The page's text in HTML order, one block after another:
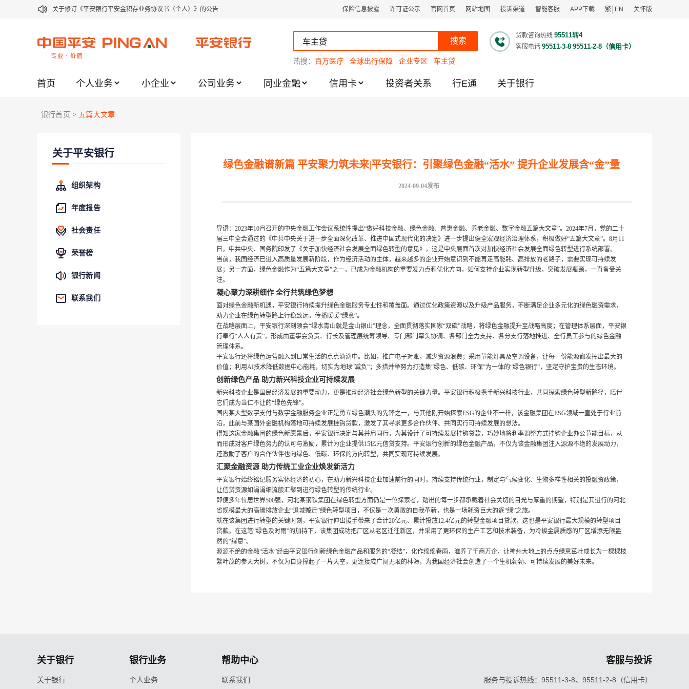
关于修订《平安银行平安金积存业务协议书（个人）》的公告
关于2021年劳动节期间代理贵金属业务风险提示的通知
关于加强代理贵金属业务风险防范的提示
关于进一步加强代理贵金属业务风险防范的提示
关于平安银行电子版信用卡更名为平安银行数字信用卡的公告
保险信息披露 许可证公示 官网首页 网站地图 投诉渠道 智能客服 APP下载 繁 EN 关怀版
搜索
贷款咨询热线 95511转4
客服电话 95511-3-8 95511-2-8（信用卡）
热搜： 百万医疗 全球出行保障 企业专区 车主贷
首页 个人业务 小企业 公司业务 同业金融 信用卡 投资者关系 行E通 关于银行
银行首页 > 五篇大文章
关于平安银行
组织架构
年度报告
社会责任
荣誉榜
银行新闻
联系我们
绿色金融谱新篇 平安聚力筑未来|平安银行：引聚绿色金融“活水” 提升企业发展含“金”量
2024-09-04发布
导语：2023年10月召开的中央金融工作会议系统性提出“做好科技金融、绿色金融、普惠金融、养老金融、数字金融五篇大文章”。2024年7月，党的二十
届三中全会通过的《中共中央关于进一步全面深化改革、推进中国式现代化的决定》进一步提出健全宏观经济治理体系，积极做好“五篇大文章”。8月11
日，中共中央、国务院印发了《关于加快经济社会发展全面绿色转型的意见》，这是中央层面首次对加快经济社会发展全面绿色转型进行系统部署。
当前，我国经济已进入高质量发展新阶段，作为经济活动的主体，越来越多的企业开始意识到不能再走高能耗、高排放的老路子，需要实现可持续发
展；另一方面，绿色金融作为“五篇大文章”之一，已成为金融机构的重要发力点和优化方向，如何支持企业实现转型升级，突破发展瓶颈，一直备受关
注。
凝心聚力深耕细作 全行共筑绿色梦想
面对绿色金融新机遇，平安银行持续提升绿色金融服务专业性和覆盖面。通过优化政策资源以及升级产品服务，不断满足企业多元化的绿色融资需求，
助力企业在绿色转型路上行稳致远，传播暖暖“绿意”。
在战略层面上，平安银行深刻领会“绿水青山就是金山银山”理念，全面贯彻落实国家“双碳”战略，将绿色金融提升至战略高度；在管理体系层面，平安银
行奉行“人人有责”，形成由董事会负责、行长及管理层统筹领导、专门部门牵头协调、各部门全力支持、各分支行落地推进、全行员工参与的绿色金融
管理体系。
平安银行还将绿色运营融入到日常生活的点点滴滴中。比如，推广电子对账，减少资源浪费；采用节能灯具及空调设备，让每一份能源都发挥出最大的
价值；利用AI技术降低数据中心能耗，切实为地球“减负”；多措并举努力打造集“绿色、低碳、环保”为一体的“绿色银行”，坚定守护宝贵的生态环境。
创新绿色产品 助力新兴科技企业可持续发展
新兴科技企业是国民经济发展的重要动力，更是推动经济社会绿色转型的关键力量。平安银行积极携手新兴科技行业，共同探索绿色转型新路径，陪伴
它们成为当仁不让的“绿色先锋”。
国内某大型数字支付与数字金融服务企业正是勇立绿色潮头的先锋之一，与其他刚开始探索ESG的企业不一样，该金融集团在ESG领域一直处于行业前
沿，此前与某国外金融机构落地可持续发展挂钩贷款，激发了其寻求更多合作伙伴、共同实行可持续发展的想法。
得知这家金融集团的绿色新愿景后，平安银行决定与其并肩同行，为其设计了可持续发展挂钩贷款，巧妙地将利率调整方式挂钩企业办公节能目标，从
而形成对客户绿色努力的认可与激励，累计为企业提供15亿元信贷支持。平安银行创新的绿色金融产品，不仅为该金融集团注入源源不绝的发展动力，
还激励了客户的合作伙伴也向绿色、低碳、环保的方向转型，共同实现可持续发展。
汇聚金融资源 助力传统工业企业焕发新活力
平安银行始终铭记服务实体经济的初心，在助力新兴科技企业加速前行的同时，持续支持传统行业，制定与气候变化、生物多样性相关的投融资政策，
让信贷资源如涓涓细流般汇聚到进行绿色转型的传统行业。
即便多年位居世界500强，河北某钢铁集团在绿色转型方面仍是一位探索者，踏出的每一步都承载着社会关切的目光与厚重的期望，特别是其进行的河北
省规模最大的高碳排放企业“退城搬迁”绿色转型项目，不仅是一次勇敢的自我革新，也是一场耗资巨大的逐“绿”之旅。
就在该集团进行转型的关键时刻，平安银行伸出援手带来了合计20亿元、累计投放12.4亿元的转型金融项目贷款，这也是平安银行最大规模的转型项目
贷款。在这笔“绿色及时雨”的加持下，该集团成功把厂区从老区迁往新区，并采用了更环保的生产工艺和技术装备，为冷峻金属质感的厂区增添无限盎
然的“绿意”。
源源不绝的金融“活水”经由平安银行创新绿色金融产品和服务的“凝结”，化作绵绵春雨，滋养了千商万企，让神州大地上的点点绿意茁壮成长为一棵棵枝
繁叶茂的参天大树，不仅为自身撑起了一片天空，更连接成广阔无垠的林海，为我国经济社会创造了一个生机勃勃、可持续发展的美好未来。
关于银行
关于银行
银行业务
个人业务
帮助中心
联系我们
客服与投诉
服务与投诉热线：95511-3-8、95511-2-8（信用卡）